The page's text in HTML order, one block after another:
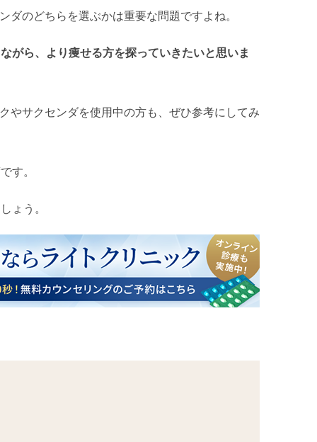
のどちらを選ぶかは重要な問題ですよね。
がら、より痩せる方を探っていきたいと思いま
やサクセンダを使用中の方も、ぜひ参考にしてみ
す。
ょう。